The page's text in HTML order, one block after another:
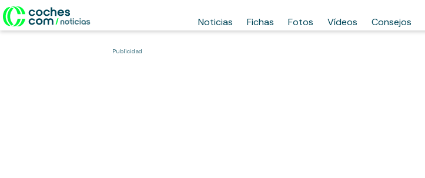
Noticias Fichas Fotos Vídeos Consejos
Publicidad